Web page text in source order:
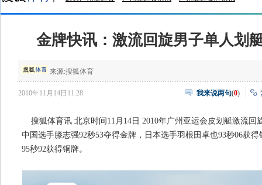
金牌快讯：激流回旋男子单人划
来源:搜狐体育
2010年11月14日11:28 我来说两句(0)
搜狐体育讯 北京时间11月14日 2010年广州亚运会皮划艇激流回
中国选手滕志强92秒53夺得金牌，日本选手羽根田卓也93秒06获
95秒92获得铜牌。